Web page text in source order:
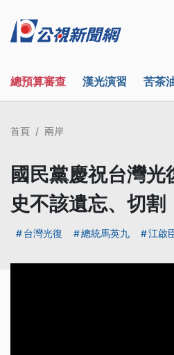
總預算審查 漢光演習 苦茶
首頁 兩岸
國民黨慶祝台灣光
史不該遺忘、切割
台灣光復 總統馬英九 江啟